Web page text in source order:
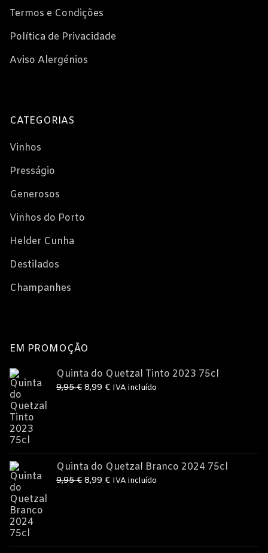
Termos e Condições
Política de Privacidade
Aviso Alergénios
CATEGORIAS
Vinhos
Presságio
Generosos
Vinhos do Porto
Helder Cunha
Destilados
Champanhes
EM PROMOÇÃO
Quinta do Quetzal Tinto 2023 75cl
9,95€ O
8,99 €OIVA incluído
Quinta do Quetzal Branco 2024 75cl
9,95€ O
8,99 €OIVA incluído